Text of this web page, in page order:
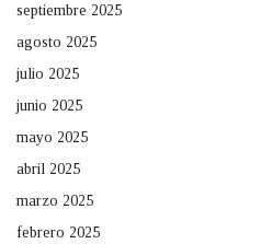
septiembre 2025
agosto 2025
julio 2025
junio 2025
mayo 2025
abril 2025
marzo 2025
febrero 2025